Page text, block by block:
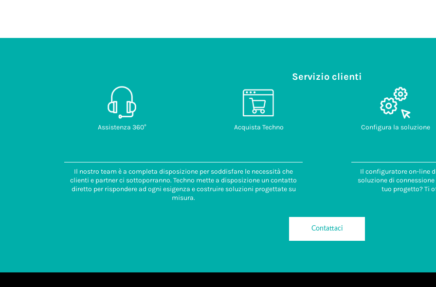
Servizio clienti
Assistenza 360° Acquista Techno Configura la soluzione
Il nostro team è a completa disposizione per soddisfare le necessità che
clienti e partner ci sottoporranno. Techno mette a disposizione un contatto
diretto per rispondere ad ogni esigenza e costruire soluzioni progettate su
misura.
Il configuratore on-line
soluzione di
tuo progetto? Ti
Contattaci